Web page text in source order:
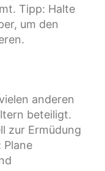
Tipp: Halte
um den
anderen
beteiligt.
zur Ermüdung
Plane